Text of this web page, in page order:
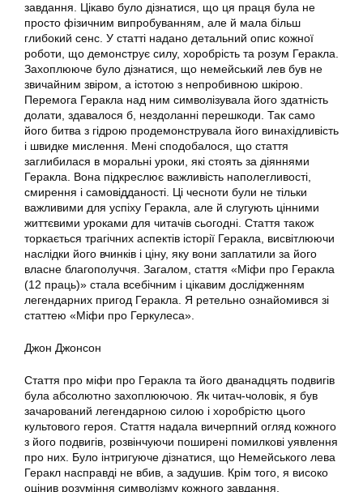
завдання. Цікаво було дізнатися, що ця праця була не
просто фізичним випробуванням, але й мала більш
глибокий сенс. У статті надано детальний опис кожної
роботи, що демонструє силу, хоробрість та розум Геракла.
Захоплююче було дізнатися, що немейський лев був не
звичайним звіром, а істотою з непробивною шкірою.
Перемога Геракла над ним символізувала його здатність
долати, здавалося б, нездоланні перешкоди. Так само
його битва з гідрою продемонструвала його винахідливість
і швидке мислення. Мені сподобалося, що стаття
заглибилася в моральні уроки, які стоять за діяннями
Геракла. Вона підкреслює важливість наполегливості,
смирення і самовідданості. Ці чесноти були не тільки
важливими для успіху Геракла, але й слугують цінними
життєвими уроками для читачів сьогодні. Стаття також
торкається трагічних аспектів історії Геракла, висвітлюючи
наслідки його вчинків і ціну, яку вони заплатили за його
власне благополуччя. Загалом, стаття «Міфи про Геракла
(12 праць)» стала всебічним і цікавим дослідженням
легендарних пригод Геракла. Я ретельно ознайомився зі
статтею «Міфи про Геркулеса».
Джон Джонсон
Стаття про міфи про Геракла та його дванадцять подвигів
була абсолютно захоплюючою. Як читач-чоловік, я був
зачарований легендарною силою і хоробрістю цього
культового героя. Стаття надала вичерпний огляд кожного
з його подвигів, розвінчуючи поширені помилкові уявлення
про них. Було інтригуюче дізнатися, що Немейського лева
Геракл насправді не вбив, а задушив. Крім того, я високо
оцінив розуміння символізму кожного завдання,